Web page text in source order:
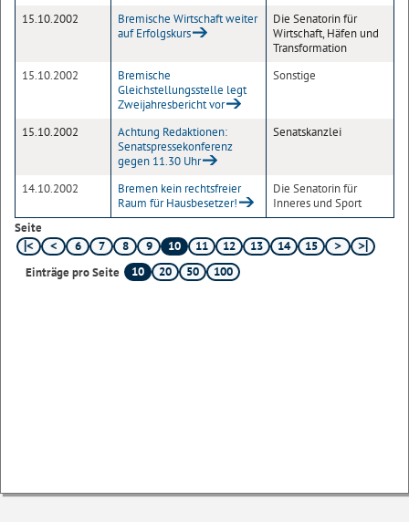
15.10.2002
Bremische Wirtschaft weiter
auf Erfolgskurs
Die Senatorin für
Wirtschaft, Häfen und
Transformation
15.10.2002
Bremische
Gleichstellungsstelle legt
Zweijahresbericht vor
Sonstige
15.10.2002
Achtung Redaktionen:
Senatspressekonferenz
gegen 11.30 Uhr
Senatskanzlei
14.10.2002
Bremen kein rechtsfreier
Raum für Hausbesetzer!
Die Senatorin für
Inneres und Sport
Seite
6
7 8 9 10 11 12 13 14
15
Einträge pro Seite
10 20 50 100